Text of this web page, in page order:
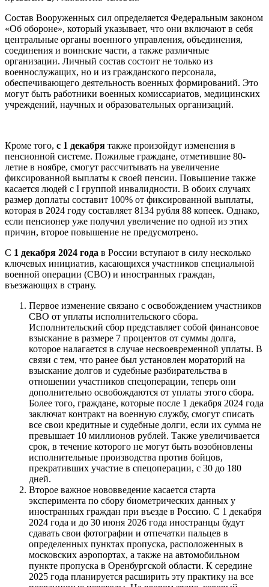
Состав Вооруженных сил определяется Федеральным законом
«Об обороне», который указывает, что они включают в себя
центральные органы военного управления, объединения,
соединения и воинские части, а также различные
организации. Личный состав состоит не только из
военнослужащих, но и из гражданского персонала,
обеспечивающего деятельность военных формирований. Это
могут быть работники военных комиссариатов, медицинских
учреждений, научных и образовательных организаций.
Кроме того, с 1 декабря также произойдут изменения в
пенсионной системе. Пожилые граждане, отметившие 80-
летие в ноябре, смогут рассчитывать на увеличение
фиксированной выплаты к своей пенсии. Повышение также
касается людей с I группой инвалидности. В обоих случаях
размер доплаты составит 100% от фиксированной выплаты,
которая в 2024 году составляет 8134 рубля 88 копеек. Однако,
если пенсионер уже получил увеличение по одной из этих
причин, второе повышение не предусмотрено.
С 1 декабря 2024 года в России вступают в силу несколько
ключевых инициатив, касающихся участников специальной
военной операции (СВО) и иностранных граждан,
въезжающих в страну.
Первое изменение связано с освобождением участников
СВО от уплаты исполнительского сбора.
Исполнительский сбор представляет собой финансовое
взыскание в размере 7 процентов от суммы долга,
которое налагается в случае несвоевременной уплаты. В
связи с тем, что ранее был установлен мораторий на
взыскание долгов и судебные разбирательства в
отношении участников спецоперации, теперь они
дополнительно освобождаются от уплаты этого сбора.
Более того, граждане, которые после 1 декабря 2024 года
заключат контракт на военную службу, смогут списать
все свои кредитные и судебные долги, если их сумма не
превышает 10 миллионов рублей. Также увеличивается
срок, в течение которого не могут быть возобновлены
исполнительные производства против бойцов,
прекративших участие в спецоперации, с 30 до 180
дней.
Второе важное нововведение касается старта
эксперимента по сбору биометрических данных у
иностранных граждан при въезде в Россию. С 1 декабря
2024 года и до 30 июня 2026 года иностранцы будут
сдавать свои фотографии и отпечатки пальцев в
определенных пунктах пропуска, расположенных в
московских аэропортах, а также на автомобильном
пункте пропуска в Оренбургской области. К середине
2025 года планируется расширить эту практику на все